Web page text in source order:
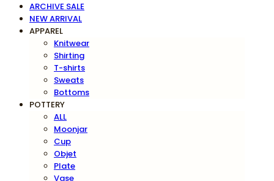
ARCHIVE SALE
NEW ARRIVAL
APPAREL
Knitwear
Shirting
T-shirts
Sweats
Bottoms
POTTERY
ALL
Moonjar
Cup
Objet
Plate
Vase